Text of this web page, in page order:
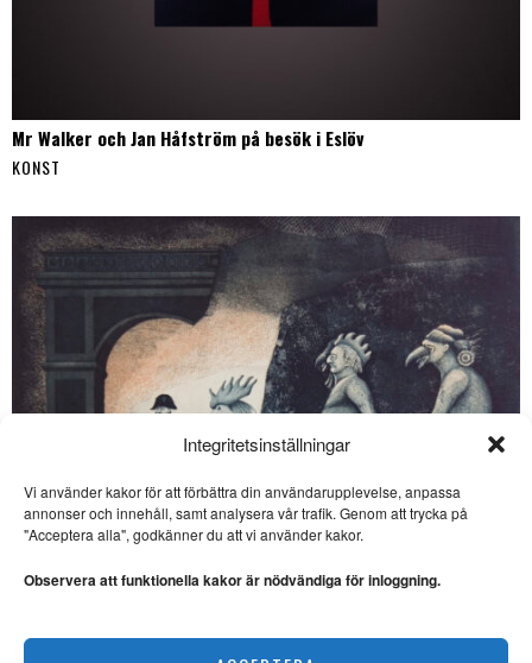
Integritetsinställningar
Vi använder kakor för att förbättra din användarupplevelse, anpassa
annonser och innehåll, samt analysera vår trafik. Genom att trycka på
"Acceptera alla", godkänner du att vi använder kakor.
Observera att funktionella kakor är nödvändiga för inloggning.
Mr Walker och Jan Håfström på besök i Eslöv
KONST
Ulf Eklund kombinerar kärvhet med värme
SE ÄVEN
Ett nystartat förlag för
NYTT FÖRLAG. Melker Garay,
tidigare ägare av Opulens, har